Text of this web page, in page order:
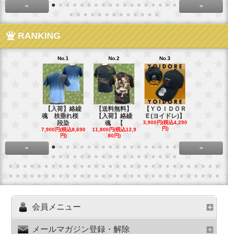
< >
RANKING
No.1
【入荷】絡繰
魂 枝垂れ桜
段染
7,900円(税込8,690
円)
No.2
【送料無料】
【入荷】絡繰
魂 【
11,800円(税込12,9
80円)
No.3
【ＹＯＩＤＯＲ
Ｅ(ヨイドレ)】
3,900円(税込4,290
円)
< >
会員メニュー
メールマガジン登録・解除